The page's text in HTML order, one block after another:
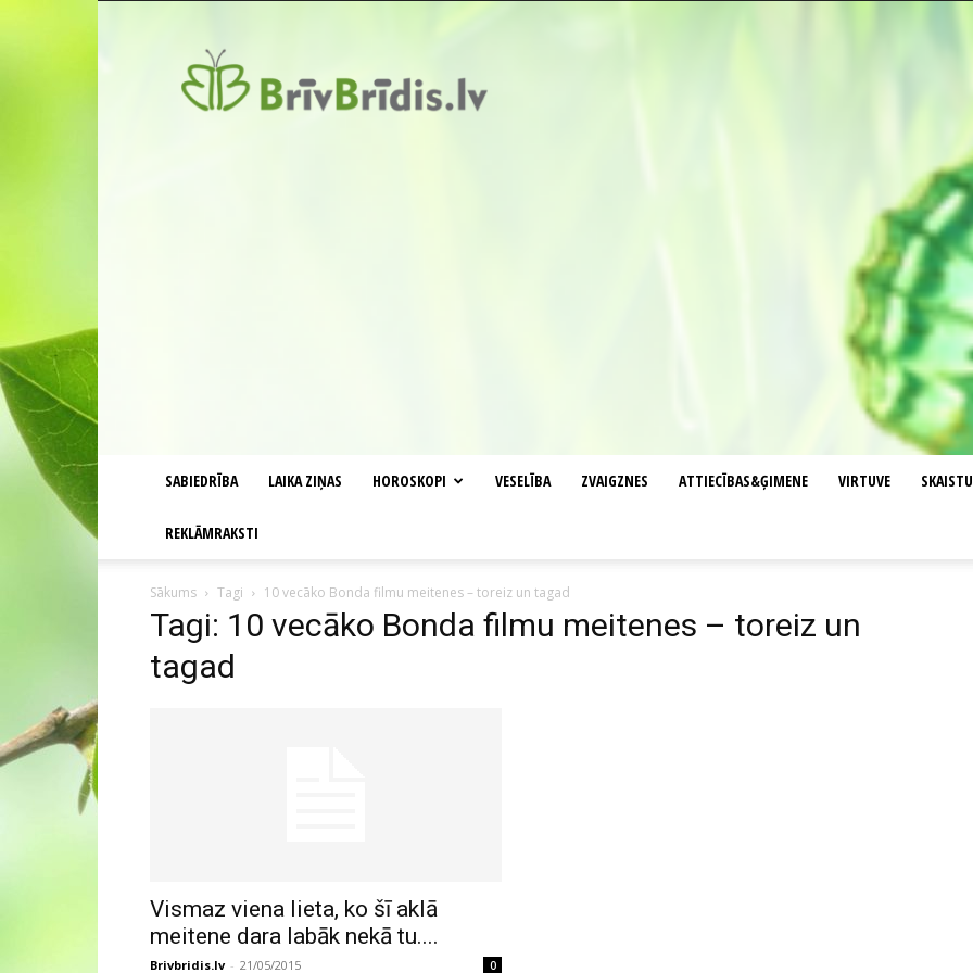
SABIEDRĪBA LAIKA ZIŅAS HOROSKOPI VESELĪBA ZVAIGZNES ATTIECĪBAS&ĢIMENE VIRTUVE
REKLĀMRAKSTI
Sākums Tagi 10 vecāko Bonda filmu meitenes – toreiz un tagad
Tagi: 10 vecāko Bonda filmu meitenes – toreiz un
tagad
Vismaz viena lieta, ko šī aklā
meitene dara labāk nekā tu....
Brivbridis.lv - 21/05/2015 0